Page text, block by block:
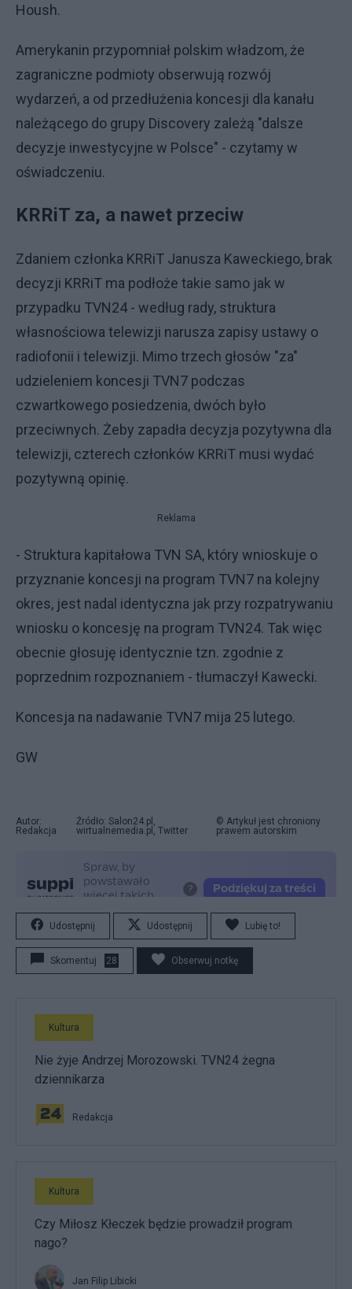
Housh.
Amerykanin przypomniał polskim władzom, że
zagraniczne podmioty obserwują rozwój
wydarzeń, a od przedłużenia koncesji dla kanału
należącego do grupy Discovery zależą "dalsze
decyzje inwestycyjne w Polsce" - czytamy w
oświadczeniu.
KRRiT za, a nawet przeciw
Zdaniem członka KRRiT Janusza Kaweckiego, brak
decyzji KRRiT ma podłoże takie samo jak w
przypadku TVN24 - według rady, struktura
własnościowa telewizji narusza zapisy ustawy o
radiofonii i telewizji. Mimo trzech głosów "za"
udzieleniem koncesji TVN7 podczas
czwartkowego posiedzenia, dwóch było
przeciwnych. Żeby zapadła decyzja pozytywna dla
telewizji, czterech członków KRRiT musi wydać
pozytywną opinię.
Reklama
- Struktura kapitałowa TVN SA, który wnioskuje o
przyznanie koncesji na program TVN7 na kolejny
okres, jest nadal identyczna jak przy rozpatrywaniu
wniosku o koncesję na program TVN24. Tak więc
obecnie głosuję identycznie tzn. zgodnie z
poprzednim rozpoznaniem - tłumaczył Kawecki.
Koncesja na nadawanie TVN7 mija 25 lutego.
GW
Autor:
Redakcja
Źródło: Salon24.pl,
wirtualnemedia.pl, Twitter
© Artykuł jest chroniony
prawem autorskim
Udostępnij Udostępnij Lubię to!
Skomentuj 28 Obserwuj notkę
Kultura
Nie żyje Andrzej Morozowski. TVN24 żegna
dziennikarza
Redakcja
Kultura
Czy Miłosz Kłeczek będzie prowadził program
nago?
Jan Filip Libicki